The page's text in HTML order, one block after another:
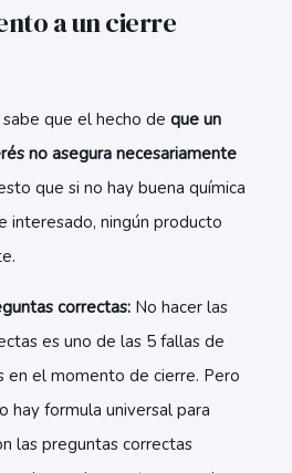
a un cierre
que el hecho de que un
no asegura necesariamente
que si no hay buena química
interesado, ningún producto
correctas: No hacer las
es uno de las 5 fallas de
en el momento de cierre. Pero
hay formula universal para
las preguntas correctas